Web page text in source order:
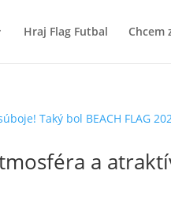
Hraj Flag Futbal Chcem
a